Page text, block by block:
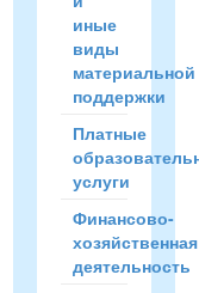
иные
виды
материальной
поддержки
Платные
услуги
Финансово-
хозяйственная
деятельность